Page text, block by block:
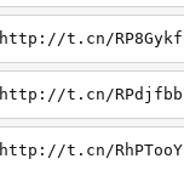
http://t.cn/RP8Gykf
http://t.cn/RPdjfbb
http://t.cn/RhPTooY